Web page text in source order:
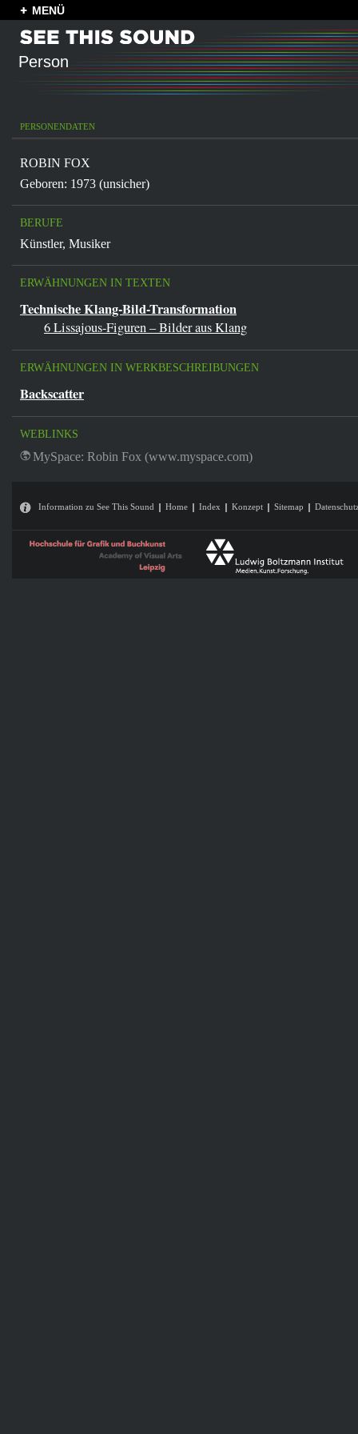
MENÜ
Person
PERSONENDATEN
ROBIN FOX
Geboren: 1973 (unsicher)
BERUFE
Künstler, Musiker
ERWÄHNUNGEN IN TEXTEN
Technische Klang-Bild-Transformation
6 Lissajous-Figuren – Bilder aus Klang
ERWÄHNUNGEN IN WERKBESCHREIBUNGEN
Backscatter
WEBLINKS
MySpace: Robin Fox (www.myspace.com)
Information zu See This Sound Home Index Konzept Sitemap